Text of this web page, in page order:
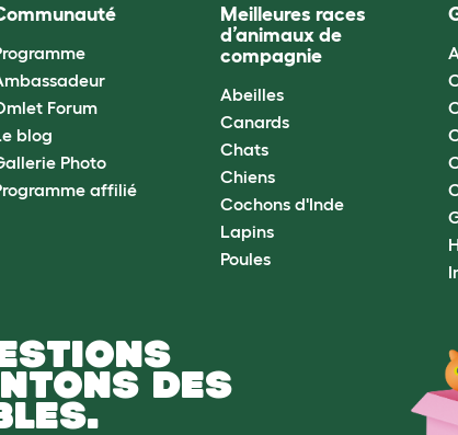
Forum
blog
Photo
affilié
Meilleures races
d’animaux de
compagnie
Abeilles
Canards
Chats
Chiens
Cochons d'Inde
Lapins
Poules
DES